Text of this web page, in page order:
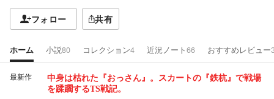
フォロー 共有
ホーム 小説80 コレクション4 近況ノート66 おすすめレビュー
最新作
中身は枯れた『おっさん』。スカートの『鉄杭』で戦場
を蹂躙するTS戦記。